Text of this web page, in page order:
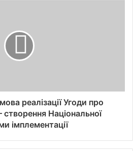
реалізації Угоди про
створення Національної
імплементації